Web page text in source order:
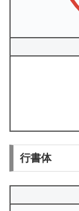
行書体